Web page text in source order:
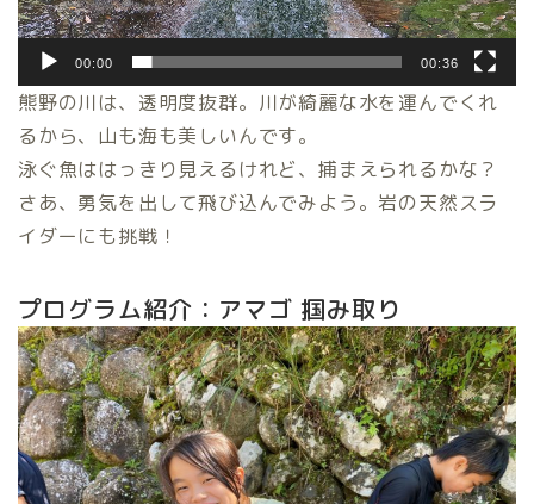
00:00 00:36
熊野の川は、透明度抜群。川が綺麗な水を運んでくれ
るから、山も海も美しいんです。
泳ぐ魚ははっきり見えるけれど、捕まえられるかな？
さあ、勇気を出して飛び込んでみよう。岩の天然スラ
イダーにも挑戦！
プログラム紹介：アマゴ 掴み取り